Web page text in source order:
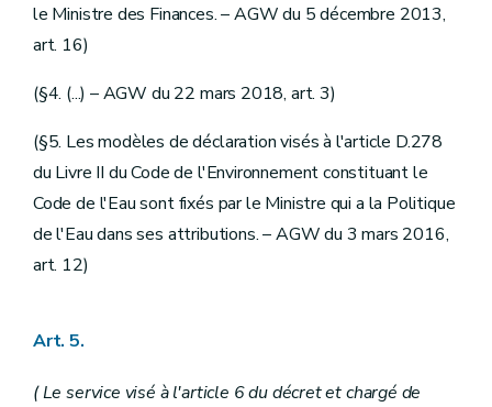
le Ministre des Finances. – AGW du 5 décembre 2013,
art. 16)
(§4. (...) – AGW du 22 mars 2018, art. 3)
(§5. Les modèles de déclaration visés à l'article D.278
du Livre II du Code de l'Environnement constituant le
Code de l'Eau sont fixés par le Ministre qui a la Politique
de l'Eau dans ses attributions. – AGW du 3 mars 2016,
art. 12)
Art. 5.
( Le service visé à l'article 6 du décret et chargé de